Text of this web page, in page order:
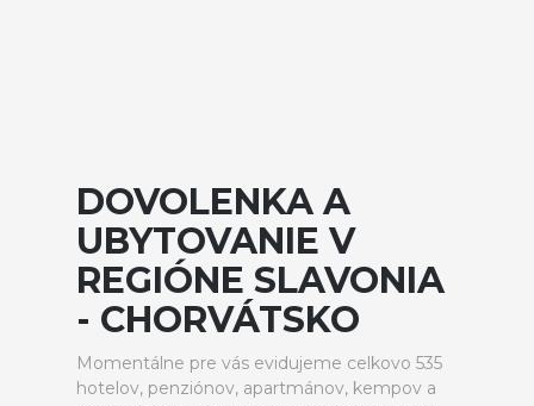
DOVOLENKA A
UBYTOVANIE V
REGIÓNE SLAVONIA
- CHORVÁTSKO
Momentálne pre vás evidujeme celkovo 535
hotelov, penziónov, apartmánov, kempov a